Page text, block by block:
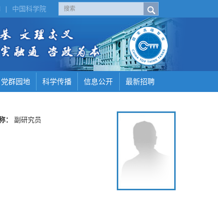
中国科学院
|
党群园地 科学传播 信息公开 最新招聘
： 副研究员